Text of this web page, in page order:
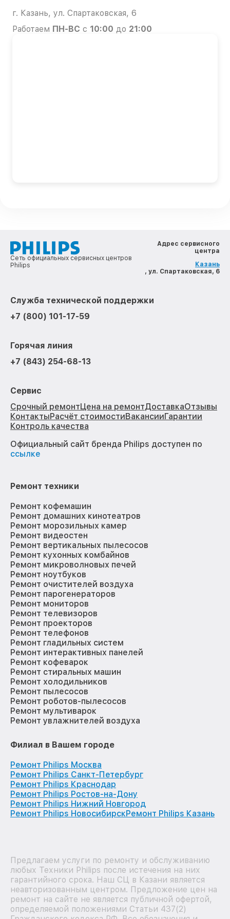
г. Казань, ул. Спартаковская, 6
Работаем ПН-ВС с 10:00 до 21:00
Сеть официальных сервисных центров
Philips
Адрес сервисного
центра
Казань
, ул. Спартаковская, 6
Служба технической поддержки
+7 (800) 101-17-59
Горячая линия
+7 (843) 254-68-13
Сервис
Срочный ремонтЦена на ремонтДоставкаОтзывы
КонтактыРасчёт стоимостиВакансииГарантии
Контроль качества
Официальный сайт бренда Philips доступен по
ссылке
Ремонт техники
Ремонт кофемашин
Ремонт домашних кинотеатров
Ремонт морозильных камер
Ремонт видеостен
Ремонт вертикальных пылесосов
Ремонт кухонных комбайнов
Ремонт микроволновых печей
Ремонт ноутбуков
Ремонт очистителей воздуха
Ремонт парогенераторов
Ремонт мониторов
Ремонт телевизоров
Ремонт проекторов
Ремонт телефонов
Ремонт гладильных систем
Ремонт интерактивных панелей
Ремонт кофеварок
Ремонт стиральных машин
Ремонт холодильников
Ремонт пылесосов
Ремонт роботов-пылесосов
Ремонт мультиварок
Ремонт увлажнителей воздуха
Филиал в Вашем городе
Ремонт Philips Москва
Ремонт Philips Санкт-Петербург
Ремонт Philips Краснодар
Ремонт Philips Ростов-на-Дону
Ремонт Philips Нижний Новгород
Ремонт Philips НовосибирскРемонт Philips Казань
Предлагаем услуги по ремонту и обслуживанию
любых Техники Philips после истечения на них
гарантийного срока. Наш СЦ в Казани является
неавторизованным центром. Предложение цен на
ремонт на сайте не является публичной офертой,
определяемой положениями Статьи 437(2)